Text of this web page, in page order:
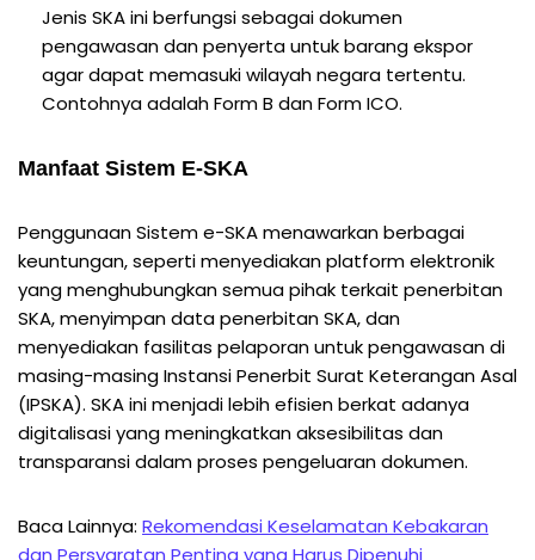
Jenis SKA ini berfungsi sebagai dokumen
pengawasan dan penyerta untuk barang ekspor
agar dapat memasuki wilayah negara tertentu.
Contohnya adalah Form B dan Form ICO.
Manfaat Sistem E-SKA
Penggunaan Sistem e-SKA menawarkan berbagai
keuntungan, seperti menyediakan platform elektronik
yang menghubungkan semua pihak terkait penerbitan
SKA, menyimpan data penerbitan SKA, dan
menyediakan fasilitas pelaporan untuk pengawasan di
masing-masing Instansi Penerbit Surat Keterangan Asal
(IPSKA). SKA ini menjadi lebih efisien berkat adanya
digitalisasi yang meningkatkan aksesibilitas dan
transparansi dalam proses pengeluaran dokumen.
Baca Lainnya: Rekomendasi Keselamatan Kebakaran
dan Persyaratan Penting yang Harus Dipenuhi